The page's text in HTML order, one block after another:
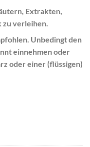
Extrakten,
zu verleihen.
Unbedingt den
einnehmen oder
oder einer (flüssigen)